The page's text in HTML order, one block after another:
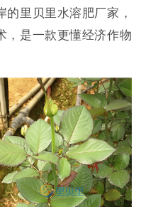
里贝里水溶肥厂家，
，是一款更懂经济作物